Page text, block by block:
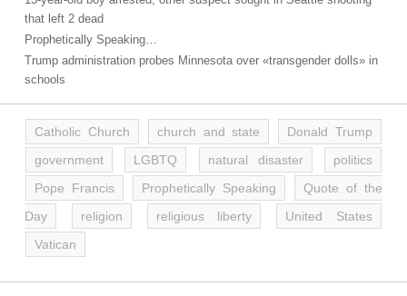
that left 2 dead
Prophetically Speaking…
Trump administration probes Minnesota over «transgender dolls» in
schools
Catholic Church church and state
Donald Trump
government
LGBTQ natural disaster
politics
Pope Francis
Prophetically Speaking
Quote of the
Day
religion religious liberty
United States
Vatican